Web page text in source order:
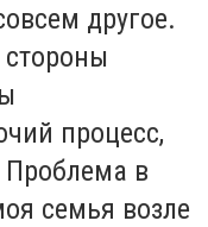
другое.
процесс,
в
семья возле